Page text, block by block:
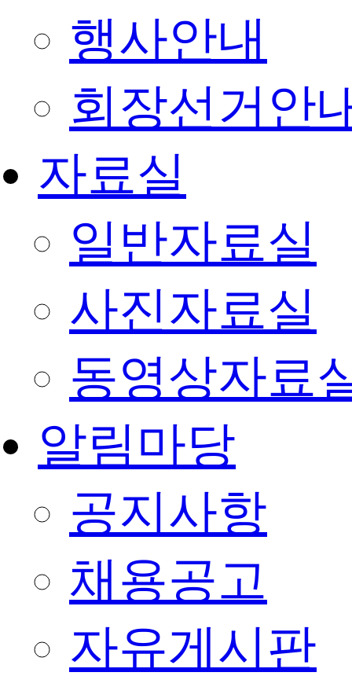
행사안내
회장선거안
자료실
일반자료실
사진자료실
동영상자료
알림마당
공지사항
채용공고
자유게시판